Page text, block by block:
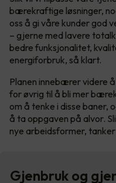
bærekraftige løsninger,
oss å gi våre kunder god
– gjerne med lavere
bedre funksjonalitet,
energiforbruk, så klart.
Planen innebærer videre
for øvrig til å bli mer
om å tenke i disse baner,
å ta oppgaven på alvor.
nye arbeidsformer,
Gjenbruk og